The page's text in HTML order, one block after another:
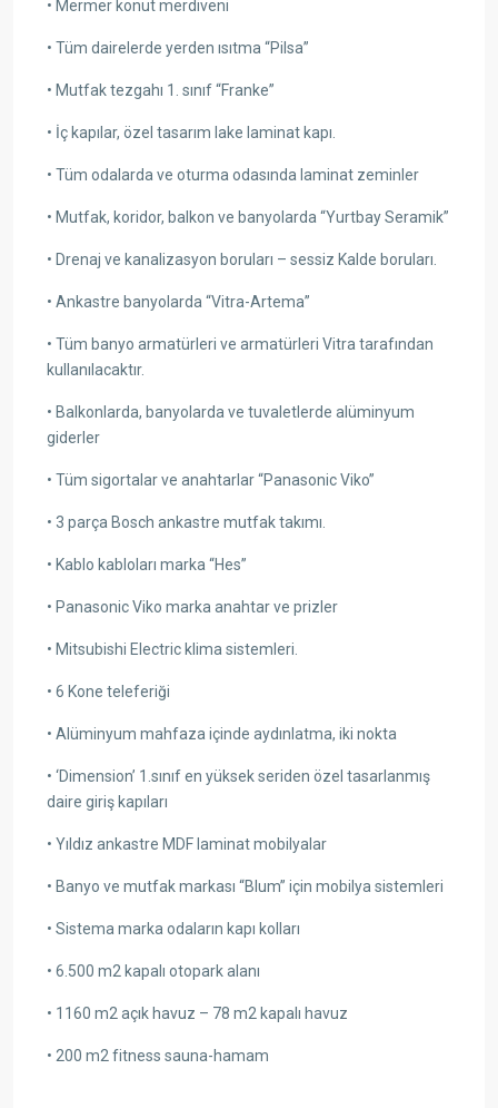
• Mermer konut merdiveni
• Tüm dairelerde yerden ısıtma “Pilsa”
• Mutfak tezgahı 1. sınıf “Franke”
• İç kapılar, özel tasarım lake laminat kapı.
• Tüm odalarda ve oturma odasında laminat zeminler
• Mutfak, koridor, balkon ve banyolarda “Yurtbay Seramik”
• Drenaj ve kanalizasyon boruları – sessiz Kalde boruları.
• Ankastre banyolarda “Vitra-Artema”
• Tüm banyo armatürleri ve armatürleri Vitra tarafından
kullanılacaktır.
• Balkonlarda, banyolarda ve tuvaletlerde alüminyum
giderler
• Tüm sigortalar ve anahtarlar “Panasonic Viko”
• 3 parça Bosch ankastre mutfak takımı.
• Kablo kabloları marka “Hes”
• Panasonic Viko marka anahtar ve prizler
• Mitsubishi Electric klima sistemleri.
• 6 Kone teleferiği
• Alüminyum mahfaza içinde aydınlatma, iki nokta
• ‘Dimension’ 1.sınıf en yüksek seriden özel tasarlanmış
daire giriş kapıları
• Yıldız ankastre MDF laminat mobilyalar
• Banyo ve mutfak markası “Blum” için mobilya sistemleri
• Sistema marka odaların kapı kolları
• 6.500 m2 kapalı otopark alanı
• 1160 m2 açık havuz – 78 m2 kapalı havuz
• 200 m2 fitness sauna-hamam